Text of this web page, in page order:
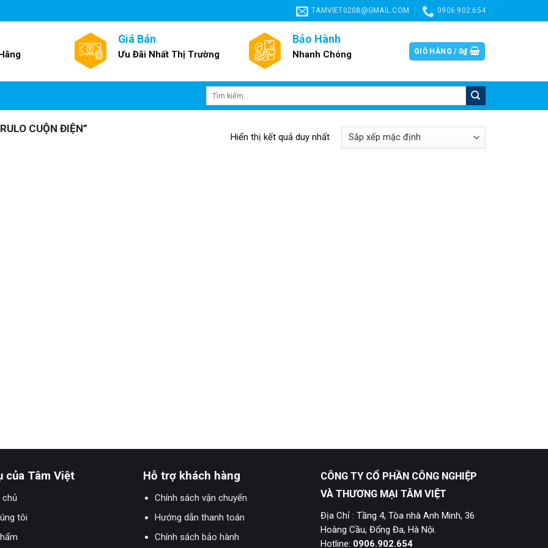
TAMVIET0208@GMAIL.COM 0906.902.654
Giá Bán
Ưu Đãi Nhất Thị Trường
Bảo Hành
Nhanh Chóng GIỎ HÀNG / 0₫
Tìm
CUỘN ĐIỆN”
Hiển thị kết quả duy nhất
của Tâm Việt
chủ
tôi
Hỗ trợ khách hàng
Chính sách vận chuyển
Hướng dẫn thanh toán
Chính sách bảo hành
CÔNG TY CỔ PHẦN CÔNG NGHIỆP
VÀ THƯƠNG MẠI TÂM VIỆT
Địa Chỉ : Tầng 4, Tòa nhà Anh Minh, 36
Hoàng Cầu, Đống Đa, Hà Nội.
Hotline: 0906.902.654